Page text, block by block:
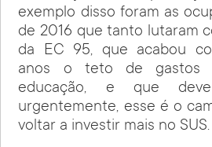
exemplo disso foram as
de 2016 que tanto lutaram
da EC 95, que acabou
anos o teto de gastos
educação, e que
urgentemente, esse é o
voltar a investir mais no SUS.